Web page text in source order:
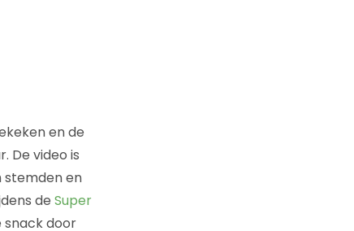
en de
De video is
stemden en
de Super
door